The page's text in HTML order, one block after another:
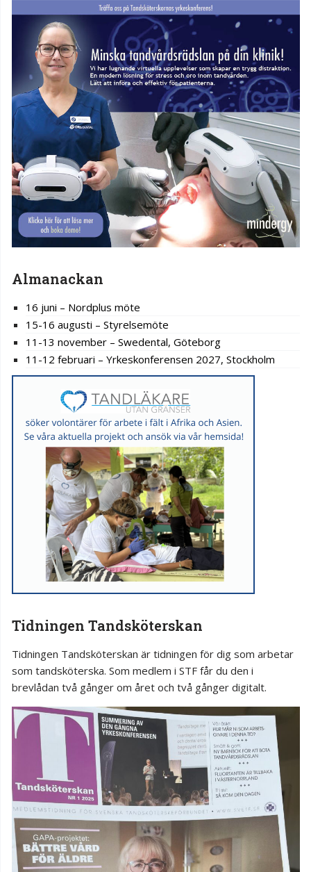
Almanackan
16 juni – Nordplus möte
15-16 augusti – Styrelsemöte
11-13 november – Swedental, Göteborg
11-12 februari – Yrkeskonferensen 2027, Stockholm
Tidningen Tandsköterskan
Tidningen Tandsköterskan är tidningen för dig som arbetar
som tandsköterska. Som medlem i STF får du den i
brevlådan två gånger om året och två gånger digitalt.